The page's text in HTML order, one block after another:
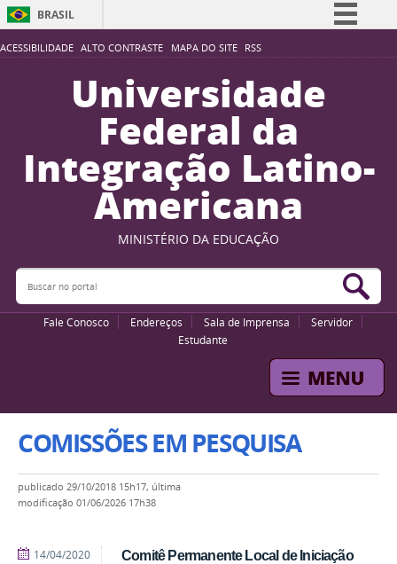
ACESSIBILIDADE ALTO CONTRASTE MAPA DO SITE RSS
BRASIL
Simplifique!
Participe
Acesso à informação
Legislação
Canais
Universidade
Federal da
Integração Latino-
Americana
MINISTÉRIO DA EDUCAÇÃO
Buscar no portal
Fale Conosco Endereços Sala de Imprensa
Servidor
Estudante
COMISSÕES EM PESQUISA
publicado 29/10/2018 15h17, última
modificação 01/06/2026 17h38
Comitê Permanente Local de Iniciação
publicado
14/04/2020